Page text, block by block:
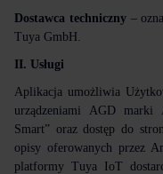
Dostawca techniczny–
Tuya GmbH.
II. Usługi
Aplikacja umożliwia
urządzeniami AGD marki
Smart” oraz dostęp do
opisy oferowanych przez
platformy Tuya IoT